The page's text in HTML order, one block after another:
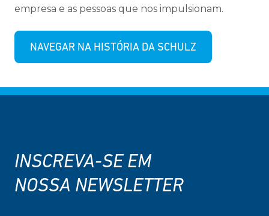
empresa e as pessoas que nos impulsionam.
NAVEGAR NA HISTÓRIA DA SCHULZ
INSCREVA-SE EM
NOSSA NEWSLETTER